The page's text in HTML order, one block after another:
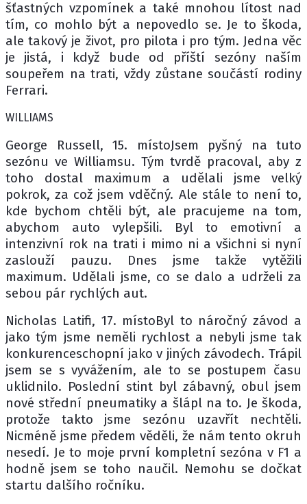
šťastných vzpomínek a také mnohou lítost nad
tím, co mohlo být a nepovedlo se. Je to škoda,
ale takový je život, pro pilota i pro tým. Jedna věc
je jistá, i když bude od příští sezóny naším
soupeřem na trati, vždy zůstane součástí rodiny
Ferrari.
WILLIAMS
George Russell, 15. místoJsem pyšný na tuto
sezónu ve Williamsu. Tým tvrdě pracoval, aby z
toho dostal maximum a udělali jsme velký
pokrok, za což jsem vděčný. Ale stále to není to,
kde bychom chtěli být, ale pracujeme na tom,
abychom auto vylepšili. Byl to emotivní a
intenzivní rok na trati i mimo ni a všichni si nyní
zaslouží pauzu. Dnes jsme takže vytěžili
maximum. Udělali jsme, co se dalo a udrželi za
sebou pár rychlých aut.
Nicholas Latifi, 17. místoByl to náročný závod a
jako tým jsme neměli rychlost a nebyli jsme tak
konkurenceschopní jako v jiných závodech. Trápil
jsem se s vyvážením, ale to se postupem času
uklidnilo. Poslední stint byl zábavný, obul jsem
nové střední pneumatiky a šlápl na to. Je škoda,
protože takto jsme sezónu uzavřít nechtěli.
Nicméně jsme předem věděli, že nám tento okruh
nesedí. Je to moje první kompletní sezóna v F1 a
hodně jsem se toho naučil. Nemohu se dočkat
startu dalšího ročníku.